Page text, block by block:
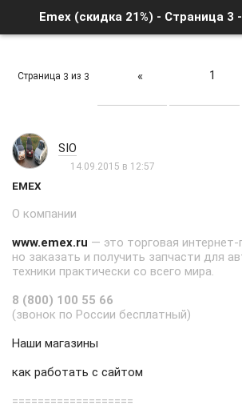
Страница 3 из 3 « 1
SIO
14.09.2015 в 12:57
EMEX
О компании
www.emex.ru — это торговая
но заказать и получить запчасти для
техники практически со всего мира.
8 (800) 100 55 66
(звонок по России бесплатный)
Наши магазины
как работать с сайтом
===================